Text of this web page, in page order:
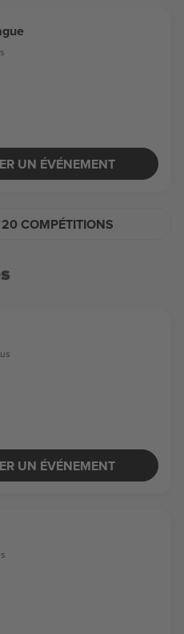
UN ÉVÉNEMENT
COMPÉTITIONS
UN ÉVÉNEMENT